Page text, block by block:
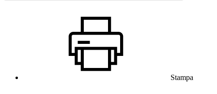
Stampa